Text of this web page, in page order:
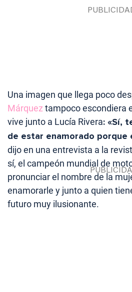
Una imagen que llega poco
Márquez tampoco escondiera
vive junto a Lucía Rivera: «Sí,
de estar enamorado porque
dijo en una entrevista a la
sí, el campeón mundial de
pronunciar el nombre de la
enamorarle y junto a quien
futuro muy ilusionante.